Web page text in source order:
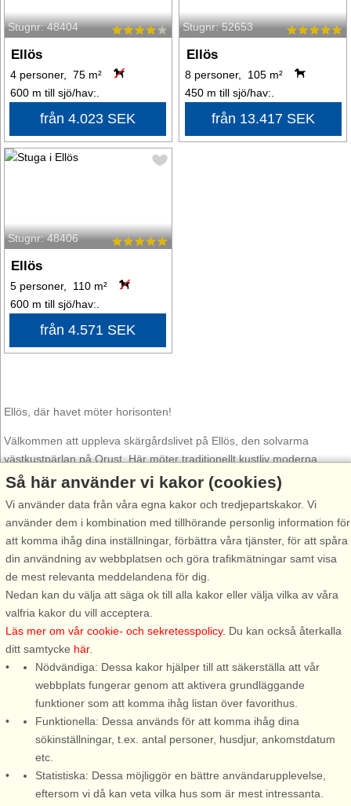
Stugnr: 48404
Ellös
4 personer, 75 m²
600 m till sjö/hav:.
från 4.023 SEK
Stugnr: 52653
Ellös
8 personer, 105 m²
450 m till sjö/hav:.
från 13.417 SEK
Stugnr: 48406
Ellös
5 personer, 110 m²
600 m till sjö/hav:.
från 4.571 SEK
Ellös, där havet möter horisonten!
Välkommen att uppleva skärgårdslivet på Ellös, den solvarma
västkustpärlan på Orust. Här möter traditionellt kustliv moderna
semesterupplevelser och här finns alla tillfällen att njuta av havet.
Hamnen är Ellös hjärta, fylld av båtliv, cafédoft och ett lugn som gör
att tiden går i sin egen takt. Promenera längs vattnet, ta ett dopp i
havet eller slå dig ner på en uteservering med utsikt över båtar som
sakta glider in mot land.
Ellös bjuder också på små butiker, somriga evenemang och
natursköna strövområden. Här finns vandringsleder som slingrar sig
genom ljunghedar och kustlandskap och för den som vill uppleva
havet på nära håll väntar segling, paddling och salta utflykter i
skärgården. Ellös bjuder på flera fina badmöjligheter, både
sandstrand och släta granitklippor. Perfekt för salta dopp, snorkling
eller soliga pauser vid vattnet. Ellös är också en bra startpunkt för
flera fina rundor på västra Orust. Närheten till natursköna områden,
små kustsamhällen och lokala sevärdheter gör det lätt att fylla
dagarna.Ta med fiskespöt och prova lyckan. Kustfiske är populärt här
och utsikten är njutbar även om fisken inte nappar.
Oavsett om du söker avkoppling, äventyr eller bara en plats där du
Så här använder vi kakor (cookies)
Vi använder data från våra egna kakor och tredjepartskakor. Vi
använder dem i kombination med tillhörande personlig information för
att komma ihåg dina inställningar, förbättra våra tjänster, för att spåra
din användning av webbplatsen och göra trafikmätningar samt visa
de mest relevanta meddelandena för dig.
Nedan kan du välja att säga ok till alla kakor eller välja vilka av våra
valfria kakor du vill acceptera.
Läs mer om vår cookie- och sekretesspolicy. Du kan också återkalla
ditt samtycke här.
Nödvändiga: Dessa kakor hjälper till att säkerställa att vår
webbplats fungerar genom att aktivera grundläggande
funktioner som att komma ihåg listan över favorithus.
Funktionella: Dessa används för att komma ihåg dina
sökinställningar, t.ex. antal personer, husdjur, ankomstdatum
etc.
Statistiska: Dessa möjliggör en bättre användarupplevelse,
eftersom vi då kan veta vilka hus som är mest intressanta.